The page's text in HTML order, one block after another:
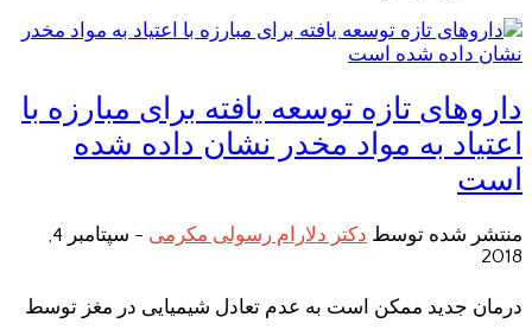
داروهای تازه توسعه یافته برای مبارزه با
اعتیاد به مواد مخدر نشان داده شده
است
منتشر شده توسط دکتر دلارام رسولی مکرمی -
سپتامبر 4,
2018
درمان جدید ممکن است به عدم تعادل شیمیایی در مغز توسط